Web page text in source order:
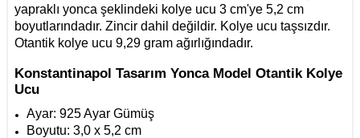
yapraklı yonca şeklindeki kolye ucu 3 cm'ye 5,2 cm
boyutlarındadır. Zincir dahil değildir. Kolye ucu taşsızdır.
Otantik kolye ucu 9,29 gram ağırlığındadır.
Konstantinapol Tasarım Yonca Model Otantik Kolye
Ucu
Ayar: 925 Ayar Gümüş
Boyutu: 3,0 x 5,2 cm